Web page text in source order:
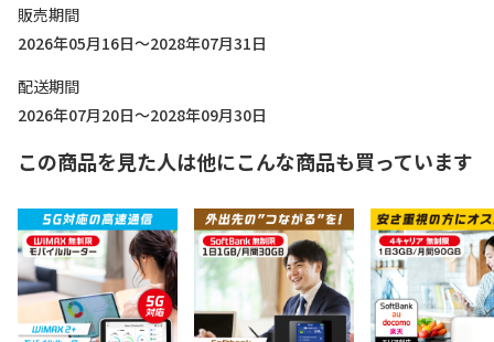
販売期間
2026年05月16日～2028年07月31日
配送期間
2026年07月20日～2028年09月30日
この商品を見た人は他にこんな商品も買っています